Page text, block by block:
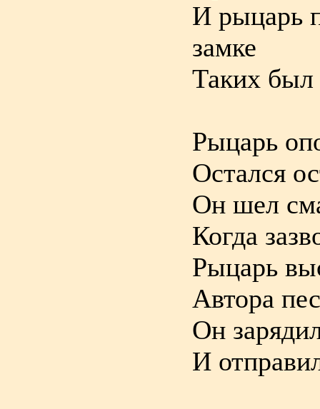
И рыцарь
замке
Таких был
Рыцарь
Остался
Он шел
Когда
Рыцарь
Автора
Он
И